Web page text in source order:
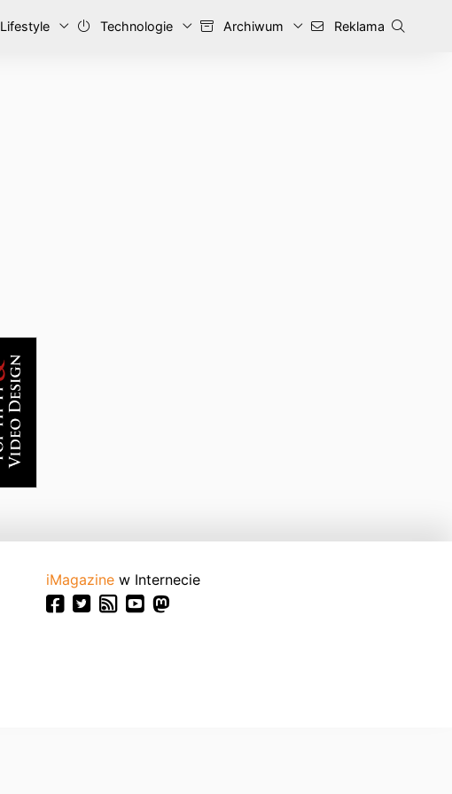
Lifestyle Technologie Archiwum Reklama
iMagazine w Internecie